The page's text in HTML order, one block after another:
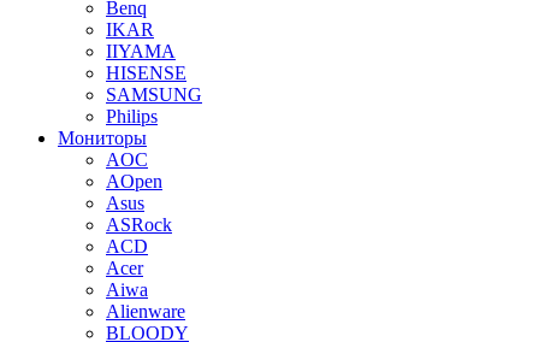
Benq
IKAR
IIYAMA
HISENSE
SAMSUNG
Philips
Мониторы
AOC
AOpen
Asus
ASRock
ACD
Acer
Aiwa
Alienware
BLOODY